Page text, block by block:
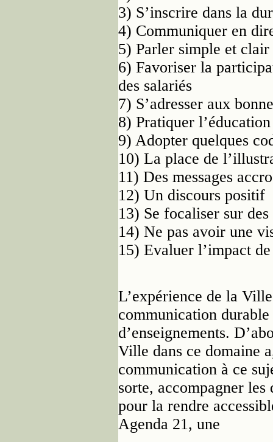
3) S’inscrire dans la
4) Communiquer en
5) Parler simple et clair
6) Favoriser la
des salariés
7) S’adresser aux
8) Pratiquer
9) Adopter quelques
10) La place de
11) Des messages
12) Un discours positif
13) Se focaliser sur
14) Ne pas avoir une
15) Evaluer l’impact
L’expérience de la
communication
d’enseignements.
Ville dans ce domaine
communication à ce
sorte, accompagner
pour la rendre
Agenda 21, une